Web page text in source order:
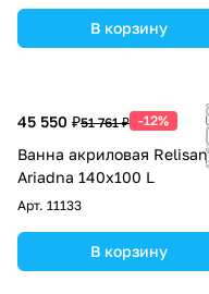
В корзину
45 550 ₽51 761 ₽ -12%
Ванна акриловая Relisan
Ariadna 140х100 L
Арт. 11133
В корзину